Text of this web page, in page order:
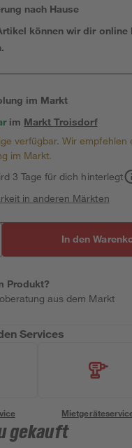
nach Hause
können wir dir online
im Markt
im MarktTroisdorf
verfügbar. Wir empfehlen
im Markt.
3 Tage für dich hinterlegt
in anderen Märkten
In den
Produkt?
aus dem Markt
Services
gekauft